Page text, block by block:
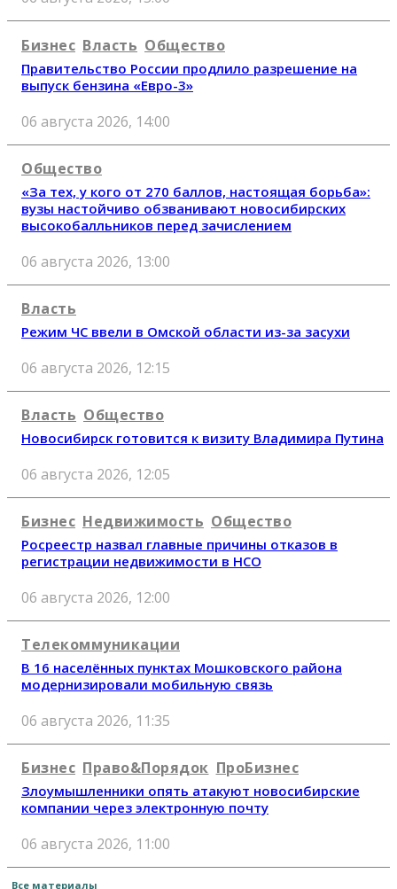
Бизнес Власть Общество
Правительство России продлило разрешение на
выпуск бензина «Евро-3»
06 августа 2026, 14:00
Общество
«За тех, у кого от 270 баллов, настоящая борьба»:
вузы настойчиво обзванивают новосибирских
высокобалльников перед зачислением
06 августа 2026, 13:00
Власть
Режим ЧС ввели в Омской области из-за засухи
06 августа 2026, 12:15
Власть Общество
Новосибирск готовится к визиту Владимира Путина
06 августа 2026, 12:05
Бизнес Недвижимость Общество
Росреестр назвал главные причины отказов в
регистрации недвижимости в НСО
06 августа 2026, 12:00
Телекоммуникации
В 16 населённых пунктах Мошковского района
модернизировали мобильную связь
06 августа 2026, 11:35
Бизнес Право&Порядок ПроБизнес
Злоумышленники опять атакуют новосибирские
компании через электронную почту
06 августа 2026, 11:00
Все материалы